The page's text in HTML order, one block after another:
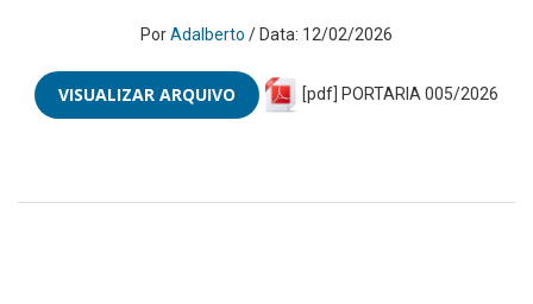
PorAdalberto / Data: 12/02/2026
VISUALIZAR ARQUIVO [pdf] PORTARIA 005/2026